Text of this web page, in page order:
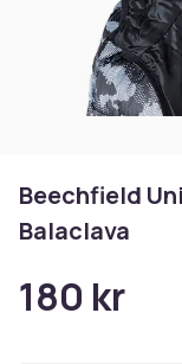
Beechfield
Balaclava
180 kr